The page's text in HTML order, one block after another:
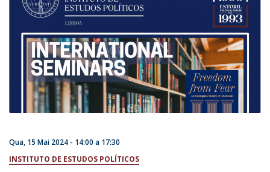
Qua, 15 Mai 2024 - 14:00 a 17:30
INSTITUTO DE ESTUDOS POLÍTICOS